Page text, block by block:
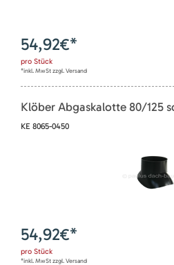
54,92€*
pro Stück
*inkl. MwSt zzgl. Versand
Klöber Abgaskalotte 80/125
KE 8065-0450
54,92€*
pro Stück
*inkl. MwSt zzgl. Versand